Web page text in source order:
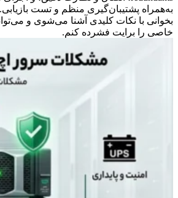
به‌همراه پشتیبان‌گیری منظم و تست بازیابی.
بخوانی با نکات کلیدی آشنا می‌شوی و
خاصی را برایت فشرده کنم.